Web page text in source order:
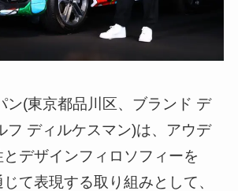
ン(東京都品川区、ブランド デ
フ ディルケスマン)は、アウデ
とデザインフィロソフィーを
じて表現する取り組みとして、